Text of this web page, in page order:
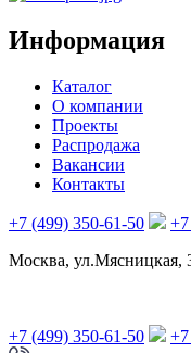
Информация
Каталог
О компании
Проекты
Распродажа
Вакансии
Контакты
+7 (499) 350-61-50
Москва, ул.Мясницкая,
+7 (499) 350-61-50